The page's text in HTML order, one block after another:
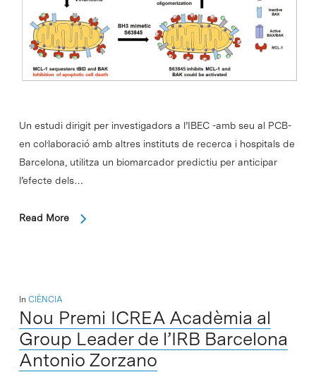
Un estudi dirigit per investigadors a l’IBEC -amb seu al PCB-
en col·laboració amb altres instituts de recerca i hospitals de
Barcelona, utilitza un biomarcador predictiu per anticipar
l’efecte dels…
Read More
In CIÈNCIA
Nou Premi ICREA Acadèmia al
Group Leader de l’IRB Barcelona
Antonio Zorzano